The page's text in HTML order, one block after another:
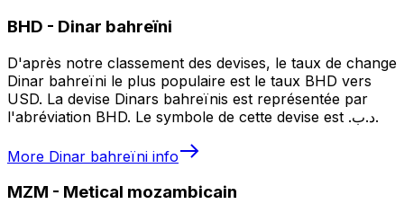
BHD - Dinar bahreïni
D'après notre classement des devises, le taux de change
Dinar bahreïni le plus populaire est le taux BHD vers
USD. La devise Dinars bahreïnis est représentée par
l'abréviation BHD. Le symbole de cette devise est .د.ب.
More Dinar bahreïni info
MZM - Metical mozambicain